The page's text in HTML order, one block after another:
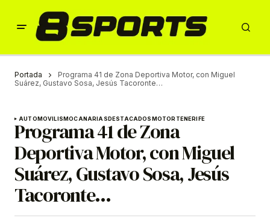
Portada
Programa 41 de Zona Deportiva Motor, con Miguel
Suárez, Gustavo Sosa, Jesús Tacoronte…
AUTOMOVILISMOCANARIASDESTACADOSMOTOR TENERIFE
Programa 41 de Zona
Deportiva Motor, con Miguel
Suárez, Gustavo Sosa, Jesús
Tacoronte…